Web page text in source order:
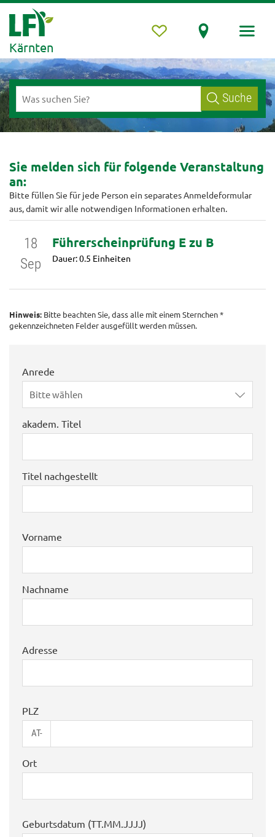
Kärnten
Suche
Sie melden sich für folgende Veranstaltung
an:
Bitte füllen Sie für jede Person ein separates Anmeldeformular
aus, damit wir alle notwendigen Informationen erhalten.
18
Sep
Führerscheinprüfung E zu B
Dauer: 0.5 Einheiten
Hinweis: Bitte beachten Sie, dass alle mit einem Sternchen *
gekennzeichneten Felder ausgefüllt werden müssen.
Anrede
Bitte wählen
akadem. Titel
Titel nachgestellt
Vorname
Nachname
Adresse
PLZ
AT-
Ort
Geburtsdatum (TT.MM.JJJJ)